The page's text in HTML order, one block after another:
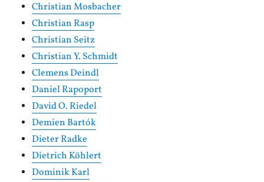
Christian Mosbacher
Christian Rasp
Christian Seitz
Christian Y. Schmidt
Clemens Deindl
Daniel Rapoport
David O. Riedel
Demien Bartók
Dieter Radke
Dietrich Köhlert
Dominik Karl